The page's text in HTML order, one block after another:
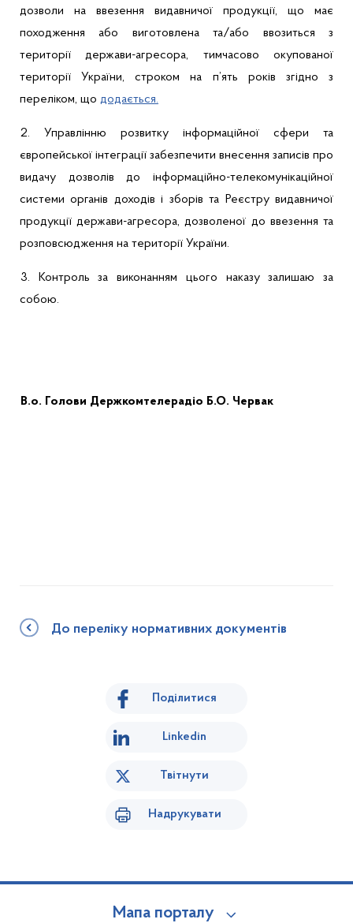
дозволи на ввезення видавничої продукції, що
має
походження
або виготовлената/або ввозиться з
території
держави-агресора, тимчасово
окупованої
території
України,строком на п’ять років згідно з
переліком, що додається.
2. Управлінню розвитку інформаційної сфери та
європейської інтеграції забезпечити внесення записів про
видачу
дозволів доінформаційно-телекомунікаційної
системи органів доходів і зборів та Реєстру видавничої
продукції держави-агресора,дозволеної до ввезення та
розповсюдження на території України.
3. Контроль завиконанням цього наказузалишаю за
собою.
В.о. Голови Держкомтелерадіо Б.О. Червак
До переліку нормативних документів
Поділитися
Linkedin
Твітнути
Надрукувати
Мапа порталу